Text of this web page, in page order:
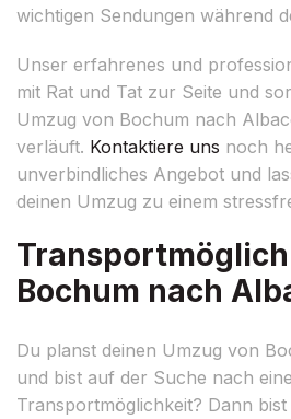
wichtigen Sendungen während
Unser erfahrenes und
mit Rat und Tat zur Seite und
Umzug von Bochum nach
verläuft. Kontaktiere uns noch
unverbindliches Angebot und
deinen Umzug zu einem
Bochum nach
Du planst deinen Umzug von
und bist auf der Suche nach
Transportmöglichkeit? Dann